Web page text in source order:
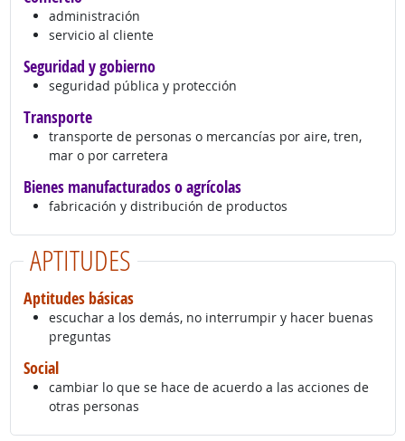
administración
servicio al cliente
Seguridad y gobierno
seguridad pública y protección
Transporte
transporte de personas o mercancías por aire, tren,
mar o por carretera
Bienes manufacturados o agrícolas
fabricación y distribución de productos
APTITUDES
Aptitudes básicas
escuchar a los demás, no interrumpir y hacer buenas
preguntas
Social
cambiar lo que se hace de acuerdo a las acciones de
otras personas